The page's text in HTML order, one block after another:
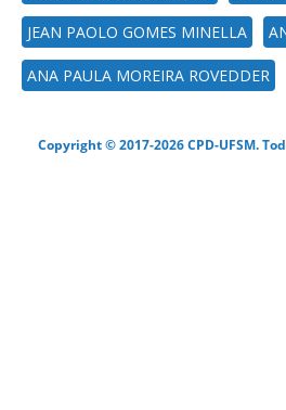
JEAN PAOLO GOMES MINELLA
ANA PAULA MOREIRA ROVEDDER
Copyright © 2017-2026 CPD-UFSM.